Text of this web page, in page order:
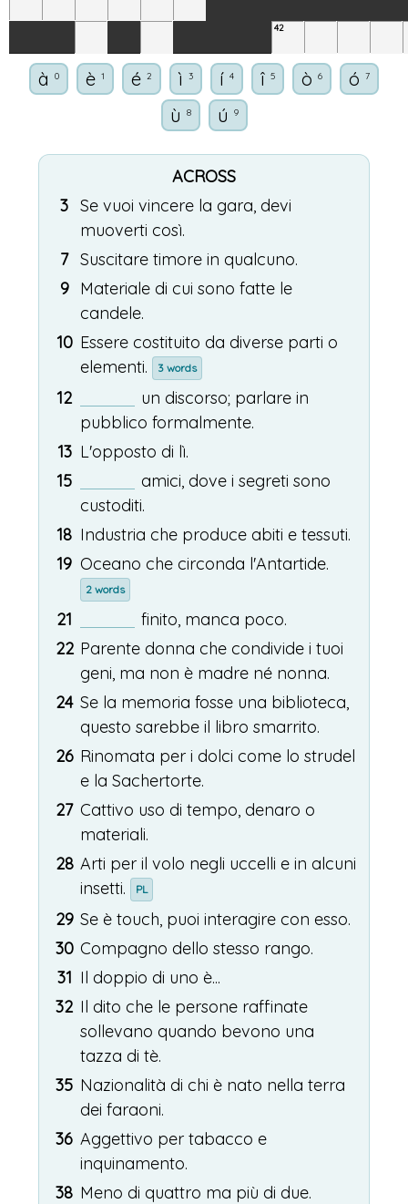
42
à 0 è 1 é 2 ì 3 í 4 î 5 ò 6 ó 7
ù 8 ú 9
ACROSS
3 Se vuoi vincere la gara, devi
muoverti così.
7 Suscitare timore in qualcuno.
9 Materiale di cui sono fatte le
candele.
10 Essere costituito da diverse parti o
elementi.
3 words
12
un discorso; parlare in
pubblico formalmente.
13 L'opposto di lì.
15
amici, dove i segreti sono
custoditi.
18 Industria che produce abiti e tessuti.
19 Oceano che circonda l'Antartide.
2 words
21
finito, manca poco.
22 Parente donna che condivide i tuoi
geni, ma non è madre né nonna.
24 Se la memoria fosse una biblioteca,
questo sarebbe il libro smarrito.
26 Rinomata per i dolci come lo strudel
e la Sachertorte.
27 Cattivo uso di tempo, denaro o
materiali.
28 Arti per il volo negli uccelli e in alcuni
insetti.
PL
29 Se è touch, puoi interagire con esso.
30 Compagno dello stesso rango.
31 Il doppio di uno è...
32 Il dito che le persone raffinate
sollevano quando bevono una
tazza di tè.
35 Nazionalità di chi è nato nella terra
dei faraoni.
36 Aggettivo per tabacco e
inquinamento.
38 Meno di quattro ma più di due.